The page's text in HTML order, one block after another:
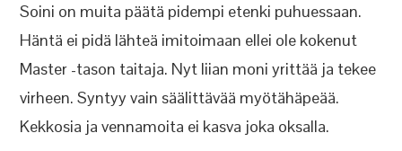
Soini on muita päätä pidempi etenki puhuessaan.
Häntä ei pidä lähteä imitoimaan ellei ole kokenut
Master -tason taitaja. Nyt liian moni yrittää ja tekee
virheen. Syntyy vain säälittävää myötähäpeää.
Kekkosia ja vennamoita ei kasva joka oksalla.